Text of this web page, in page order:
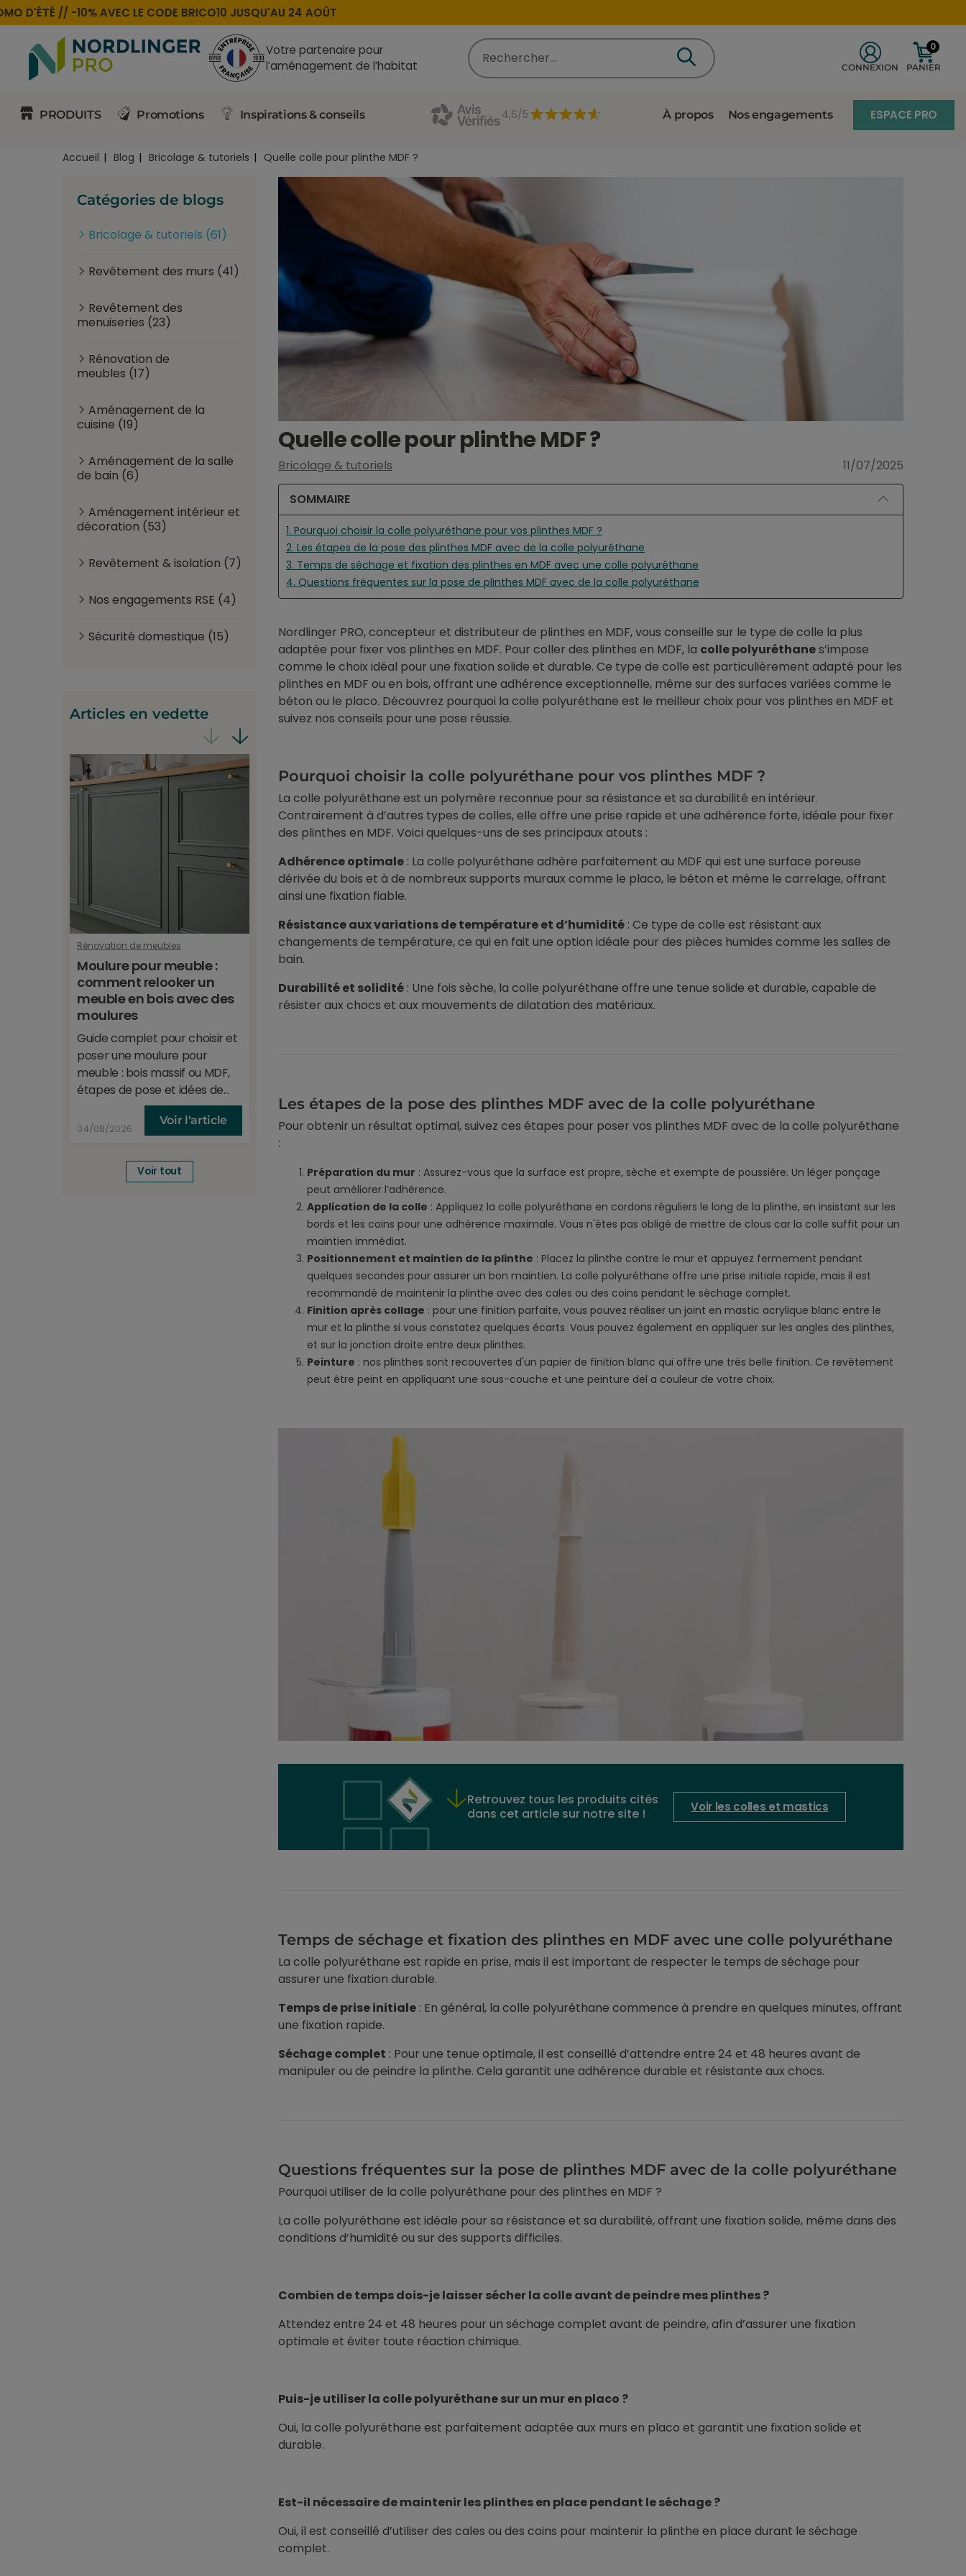
D'ÉTÉ // -10% AVEC LE CODEBRICO10JUSQU'AU 24 AOÛT
Votre partenaire pour
l’aménagement de l’habitat
CONNEXION PANIER
0
PRODUITS Promotions Inspirations & conseils 4,6/5 À propos Nos engagements ESPACE PRO
Accueil Blog Bricolage & tutoriels Quelle colle pour plinthe MDF ?
Catégories de blogs
Bricolage & tutoriels (61)
Revêtement des murs (41)
Revêtement des
menuiseries (23)
Rénovation de
meubles (17)
Aménagement de la
cuisine (19)
Aménagement de la salle
de bain (6)
Aménagement intérieur et
décoration (53)
Revêtement & isolation (7)
Nos engagements RSE (4)
Sécurité domestique (15)
Articles en vedette
Rénovation de meubles
Moulure pour meuble :
comment relooker un
meuble en bois avec des
moulures
Guide complet pour choisir et
poser une moulure pour
meuble : bois massif ou MDF,
étapes de pose et idées de...
04/08/2026
Voir l'article
Revêtement & isolation
Film fenêtre anti-chaleur
et anti-regard : 2 en 1
Protection solaire et anti-
09/06/2026
Voir l'article
Revêtement & isolation
double vitrage : est-ce
compatible ?
02/06/2026
Voir l'article
Revêtement des menuiseries
intérieure : solution
alternative sans travaux
13/11/2025
Voir l'article
Bricolage &
08/07/2025
Voir tout
Quelle colle pour plinthe MDF ?
Bricolage & tutoriels 11/07/2025
SOMMAIRE
1. Pourquoi choisir la colle polyuréthane pour vos plinthes MDF ?
2. Les étapes de la pose des plinthes MDF avec de la colle polyuréthane
3. Temps de séchage et fixation des plinthes en MDF avec une colle polyuréthane
4. Questions fréquentes sur la pose de plinthes MDF avec de la colle polyuréthane
Nordlinger PRO, concepteur et distributeur de plinthes en MDF, vous conseille sur le type de colle la plus
adaptée pour fixer vos plinthes en MDF. Pour coller des plinthes en MDF, la colle polyuréthanes’impose
comme le choix idéal pour une fixation solide et durable. Ce type de colle est particulièrement adapté pour les
plinthes en MDF ou en bois, offrant une adhérence exceptionnelle, même sur des surfaces variées comme le
béton ou le placo. Découvrez pourquoi la colle polyuréthane est le meilleur choix pour vos plinthes en MDF et
suivez nos conseils pour une pose réussie.
Pourquoi choisir la colle polyuréthane pour vos plinthes MDF ?
La colle polyuréthane est un polymère reconnue pour sa résistance et sa durabilité en intérieur.
Contrairement à d’autres types de colles, elle offre une prise rapide et une adhérence forte, idéale pour fixer
des plinthes en MDF. Voici quelques-uns de ses principaux atouts :
Adhérence optimale : La colle polyuréthane adhère parfaitement au MDF qui est une surface poreuse
dérivée du bois et à de nombreux supports muraux comme le placo, le béton et même le carrelage, offrant
ainsi une fixation fiable.
Résistance aux variations de température et d’humidité : Ce type de colle est résistant aux
changements de température, ce qui en fait une option idéale pour des pièces humides comme les salles de
bain.
Durabilité et solidité : Une fois sèche, la colle polyuréthane offre une tenue solide et durable, capable de
résister aux chocs et aux mouvements de dilatation des matériaux.
Les étapes de la pose des plinthes MDF avec de la colle polyuréthane
Pour obtenir un résultat optimal, suivez ces étapes pour poser vos plinthes MDF avec de la colle polyuréthane
:
Préparation du mur : Assurez-vous que la surface est propre, sèche et exempte de poussière. Un léger ponçage
peut améliorer l’adhérence.
Application de la colle : Appliquez la colle polyuréthane en cordons réguliers le long de la plinthe, en insistant sur les
bords et les coins pour une adhérence maximale. Vous n'êtes pas obligé de mettre de clous car la colle suffit pour un
maintien immédiat.
Positionnement et maintien de la plinthe : Placez la plinthe contre le mur et appuyez fermement pendant
quelques secondes pour assurer un bon maintien. La colle polyuréthane offre une prise initiale rapide, mais il est
recommandé de maintenir la plinthe avec des cales ou des coins pendant le séchage complet.
Finition après collage : pour une finition parfaite, vous pouvez réaliser un joint en mastic acrylique blanc entre le
mur et la plinthe si vous constatez quelques écarts. Vous pouvez également en appliquer sur les angles des plinthes,
et sur la jonction droite entre deux plinthes.
Peinture : nos plinthes sont recouvertes d'un papier de finition blanc qui offre une très belle finition. Ce revêtement
peut être peint en appliquant une sous-couche et une peinture del a couleur de votre choix.
Retrouvez tous les produits cités
dans cet article sur notre site !
Voir les colles et mastics
Temps de séchage et fixation des plinthes en MDF avec une colle polyuréthane
La colle polyuréthane est rapide en prise, mais il est important de respecter le temps de séchage pour
assurer une fixation durable.
Temps de prise initiale : En général, la colle polyuréthane commence à prendre en quelques minutes, offrant
une fixation rapide.
Séchage complet : Pour une tenue optimale, il est conseillé d’attendre entre 24 et 48 heures avant de
manipuler ou de peindre la plinthe. Cela garantit une adhérence durable et résistante aux chocs.
Questions fréquentes sur la pose de plinthes MDF avec de la colle polyuréthane
Pourquoi utiliser de la colle polyuréthane pour des plinthes en MDF ?
La colle polyuréthane est idéale pour sa résistance et sa durabilité, offrant une fixation solide, même dans des
conditions d’humidité ou sur des supports difficiles.
Combien de temps dois-je laisser sécher la colle avant de peindre mes plinthes ?
Attendez entre 24 et 48 heures pour un séchage complet avant de peindre, afin d’assurer une fixation
optimale et éviter toute réaction chimique.
Puis-je utiliser la colle polyuréthane sur un mur en placo ?
Oui, la colle polyuréthane est parfaitement adaptée aux murs en placo et garantit une fixation solide et
durable.
Est-il nécessaire de maintenir les plinthes en place pendant le séchage ?
Oui, il est conseillé d’utiliser des cales ou des coins pour maintenir la plinthe en place durant le séchage
complet.